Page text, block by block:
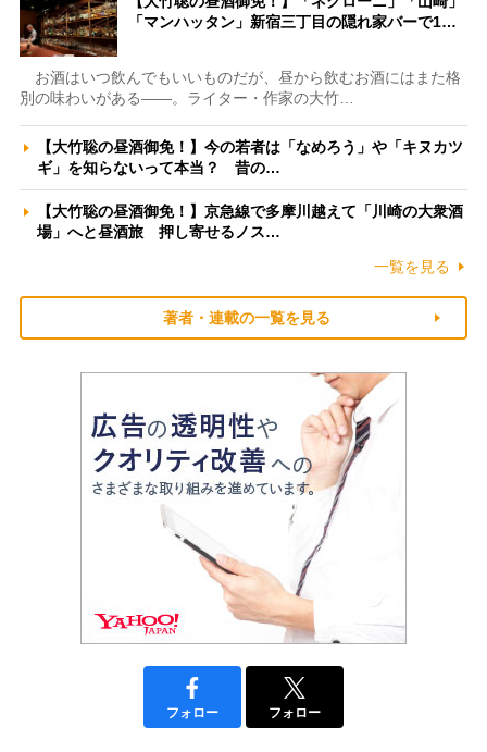
「マンハッタン」新宿三丁目の隠れ家バーで1…
お酒はいつ飲んでもいいものだが、昼から飲むお酒にはまた格
別の味わいがある――。ライター・作家の大竹…
【大竹聡の昼酒御免！】今の若者は「なめろう」や「キヌカツ
ギ」を知らないって本当？ 昔の…
【大竹聡の昼酒御免！】京急線で多摩川越えて「川崎の大衆酒
場」へと昼酒旅 押し寄せるノス…
一覧を見る
著者・連載の一覧を見る
フォロー フォロー